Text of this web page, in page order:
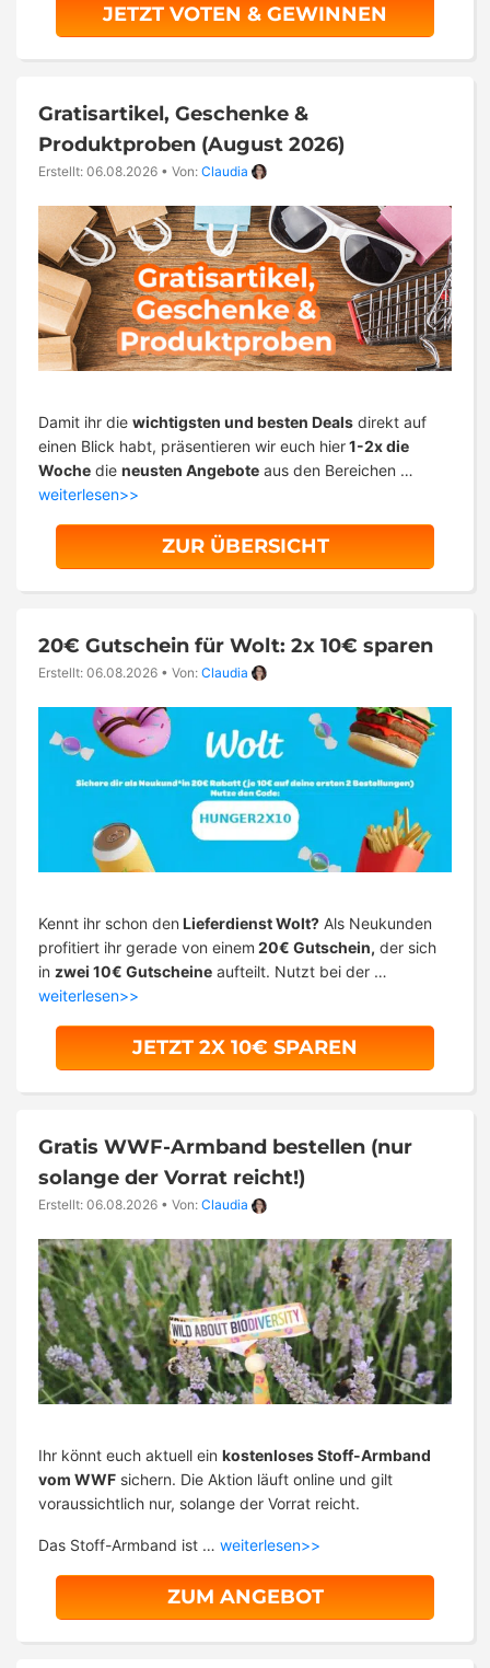
JETZT VOTEN & GEWINNEN
Gratisartikel, Geschenke &
Produktproben (August 2026)
Erstellt: 06.08.2026 • Von: Claudia
Damit ihr die wichtigsten und besten Deals direkt auf
einen Blick habt, präsentieren wir euch hier1-2x die
Woche die neusten Angebote aus den Bereichen …
weiterlesen>>
ZUR ÜBERSICHT
20€ Gutschein für Wolt: 2x 10€ sparen
Erstellt: 06.08.2026 • Von: Claudia
Kennt ihr schon den Lieferdienst Wolt? Als Neukunden
profitiert ihr gerade von einem 20€ Gutschein, der sich
in zwei 10€ Gutscheine aufteilt. Nutzt bei der …
weiterlesen>>
JETZT 2X 10€ SPAREN
Gratis WWF-Armband bestellen (nur
solange der Vorrat reicht!)
Erstellt: 06.08.2026 • Von: Claudia
Ihr könnt euch aktuell ein kostenloses Stoff-Armband
vom WWF sichern. Die Aktion läuft online und gilt
voraussichtlich nur, solange der Vorrat reicht.
Das Stoff-Armband ist … weiterlesen>>
ZUM ANGEBOT